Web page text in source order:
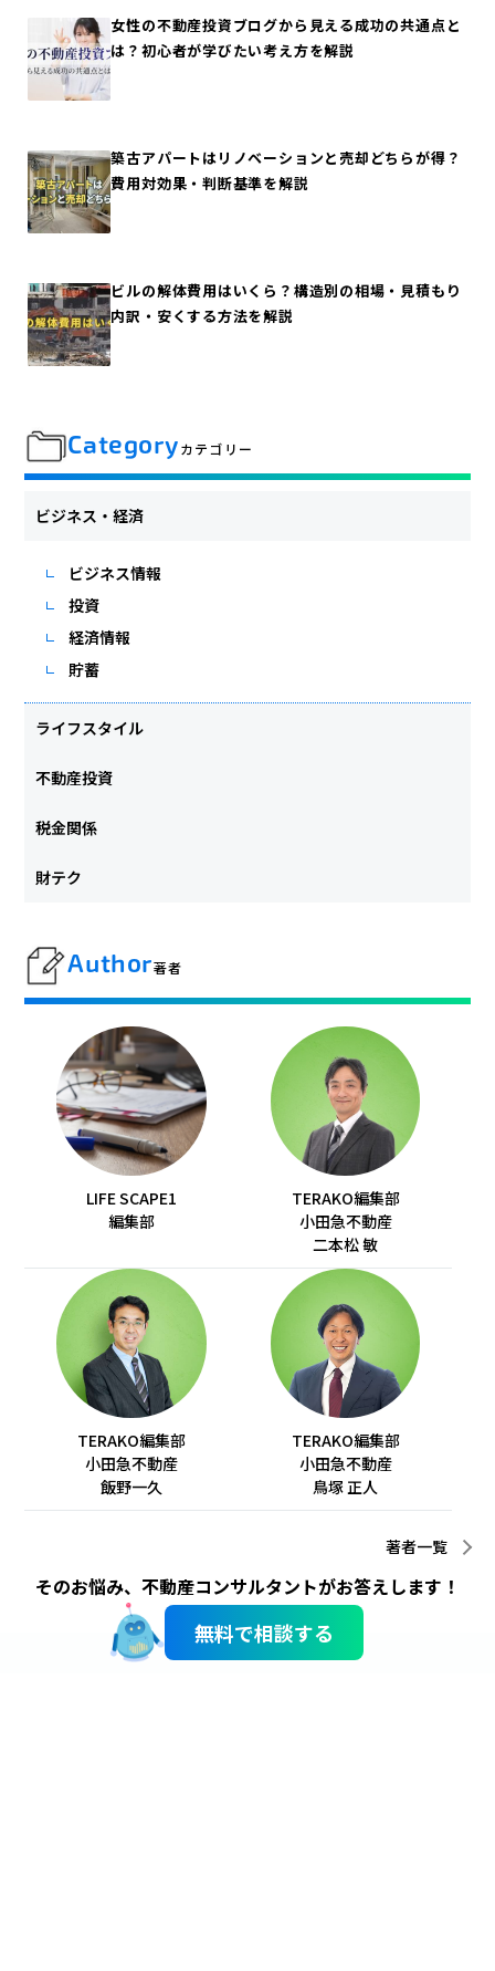
女性の不動産投資ブログから見える成功の共通点と
は？初心者が学びたい考え方を解説
築古アパートはリノベーションと売却どちらが得？
費用対効果・判断基準を解説
ビルの解体費用はいくら？構造別の相場・見積もり
内訳・安くする方法を解説
Categoryカテゴリー
ビジネス・経済
ビジネス情報
投資
経済情報
貯蓄
ライフスタイル
不動産投資
税金関係
財テク
Author著者
LIFE SCAPE1
編集部
TERAKO編集部
小田急不動産
二本松 敏
TERAKO編集部
小田急不動産
飯野一久
TERAKO編集部
小田急不動産
鳥塚 正人
著者一覧
そのお悩み、不動産コンサルタントがお答えします！
無料で相談する